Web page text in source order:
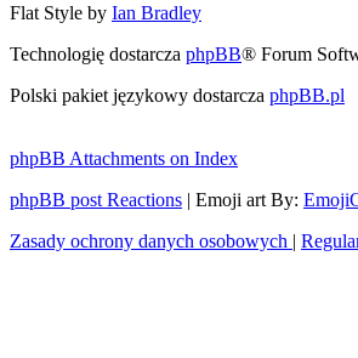
Flat Style by Ian Bradley
Technologię dostarcza phpBB® Forum
Polski pakiet językowy dostarcza phpBB.pl
phpBB Attachments on Index
phpBB post Reactions | Emoji art By:
Zasady ochrony danych osobowych |